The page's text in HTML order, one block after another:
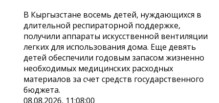
В Кыргызстане восемь детей, нуждающихся в
длительной респираторной поддержке,
получили аппараты искусственной вентиляции
легких для использования дома. Еще девять
детей обеспечили годовым запасом жизненно
необходимых медицинских расходных
материалов за счет средств государственного
бюджета.
08.08.2026, 11:08:00